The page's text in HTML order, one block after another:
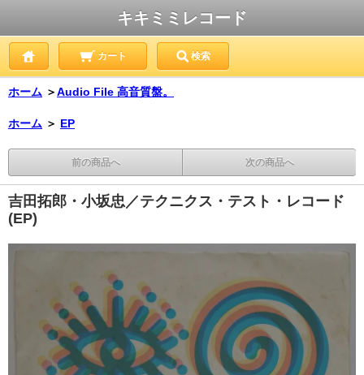
キキミミレコード
カート 検索
ホーム ＞Audio File 高音質盤。
ホーム ＞ EP
前の商品へ 次の商品へ
吉田拓郎・小坂忠／テクニクス・テスト・レコード
(EP)